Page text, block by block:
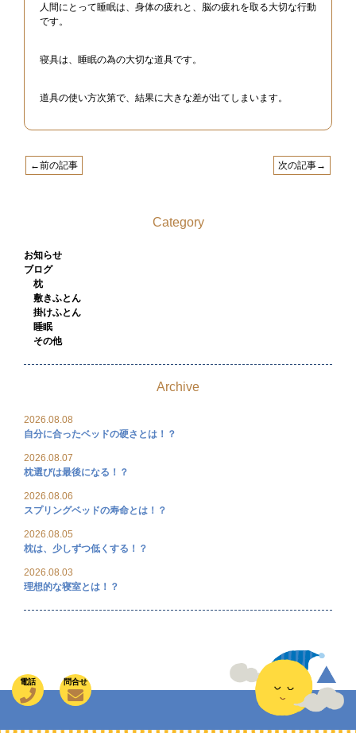
人間にとって睡眠は、身体の疲れと、脳の疲れを取る大切な行動
です。
寝具は、睡眠の為の大切な道具です。
道具の使い方次第で、結果に大きな差が出てしまいます。
←前の記事 次の記事→
Category
お知らせ
ブログ
枕
敷きふとん
掛けふとん
睡眠
その他
Archive
2026.08.08
自分に合ったベッドの硬さとは！？
2026.08.07
枕選びは最後になる！？
2026.08.06
スプリングベッドの寿命とは！？
2026.08.05
枕は、少しずつ低くする！？
2026.08.03
理想的な寝室とは！？
電話 問合せ